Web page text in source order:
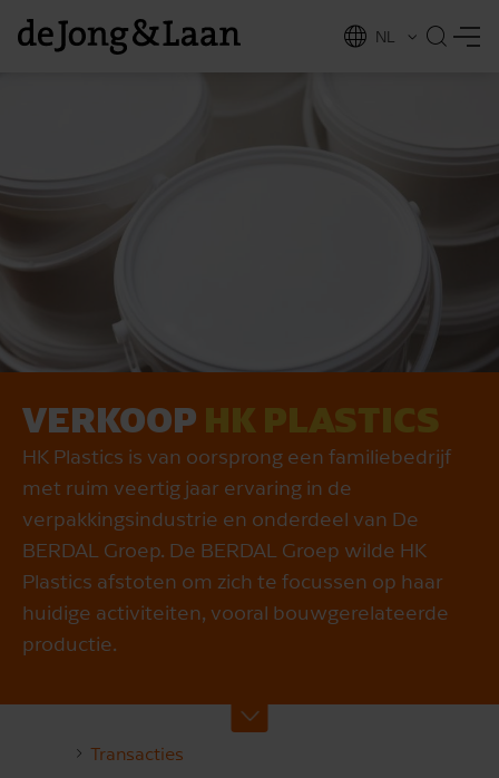
NL
VERKOOP HK PLASTICS
HK Plastics is van oorsprong een familiebedrijf
met ruim veertig jaar ervaring in de
verpakkingsindustrie en onderdeel van De
BERDAL Groep. De BERDAL Groep wilde HK
Plastics afstoten om zich te focussen op haar
huidige activiteiten, vooral bouwgerelateerde
productie.
Transacties